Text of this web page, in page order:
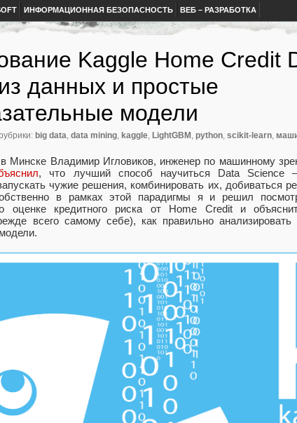
ИНФОРМАЦИОННАЯ БЕЗОПАСНОСТЬ ВЕБ – РАЗРАБОТКА
Kaggle Home Credit
данных и простые
модели
big data, data mining, kaggle, LightGBM , python, scikit-learn,
Минске Владимир Игловиков, инженер по машинному
, что лучший способ научиться Data Science
чужие решения, комбинировать их, добиваться
в рамках этой парадигмы я и решил
оценке кредитного риска от Home Credit и
всего самому себе), как правильно